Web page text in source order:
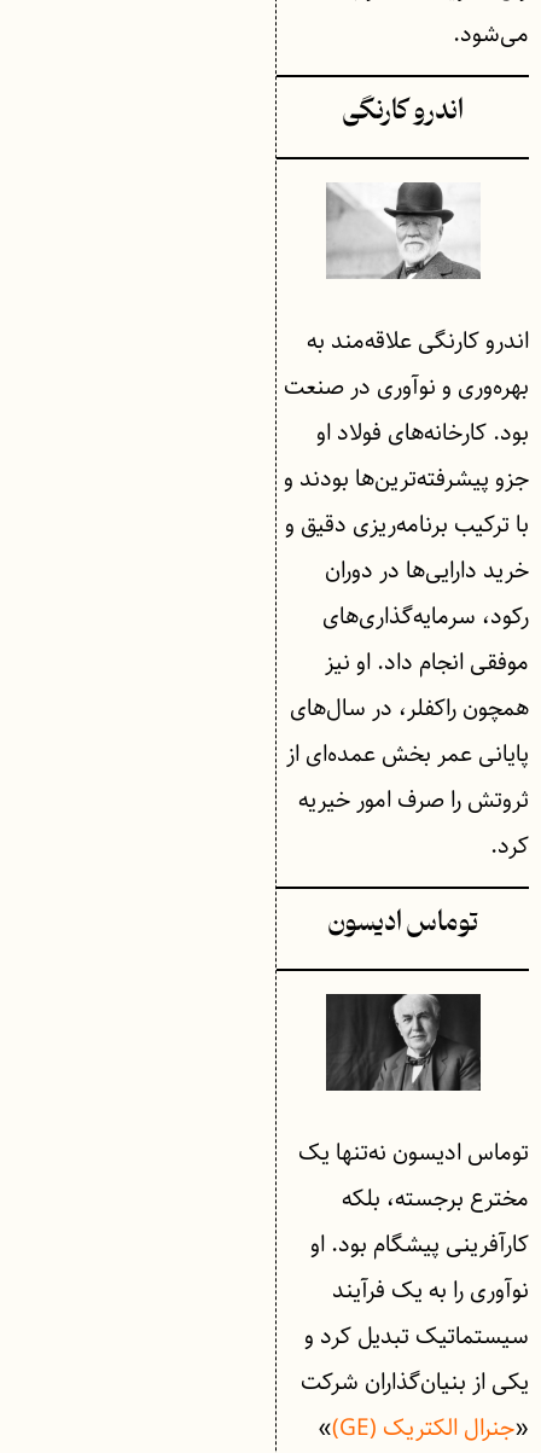
می‌شود.
اندرو کارنگی
اندرو کارنگی علاقه‌مند به
بهره‌وری و نوآوری در صنعت
بود. کارخانه‌های فولاد او
جزو پیشرفته‌ترین‌ها بودند و
با ترکیب برنامه‌ریزی دقیق و
خرید دارایی‌ها در دوران
رکود، سرمایه‌گذاری‌های
موفقی انجام داد. او نیز
همچون راکفلر، در سال‌های
پایانی عمر بخش عمده‌ای از
ثروتش را صرف امور خیریه
کرد.
توماس ادیسون
توماس ادیسون نه‌تنها یک
مخترع برجسته، بلکه
کارآفرینی پیشگام بود. او
نوآوری را به یک فرآیند
سیستماتیک تبدیل کرد و
یکی از بنیان‌گذاران شرکت
«جنرال الکتریک (GE)
»